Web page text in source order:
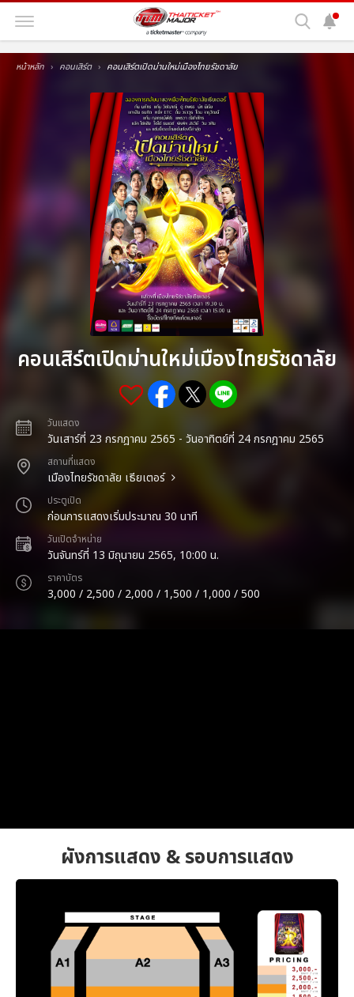
หน้าหลัก คอนเสิร์ต คอนเสิร์ตเปิดม่านใหม่เมืองไทยรัชดาลัย
คอนเสิร์ตเปิดม่านใหม่เมืองไทยรัชดาลัย
วันแสดง
วันเสาร์ที่ 23 กรกฎาคม 2565 - วันอาทิตย์ที่ 24 กรกฎาคม 2565
สถานที่แสดง
เมืองไทยรัชดาลัย เธียเตอร์
ประตูเปิด
ก่อนการแสดงเริ่มประมาณ 30 นาที
วันเปิดจำหน่าย
วันจันทร์ที่ 13 มิถุนายน 2565, 10:00 น.
ราคาบัตร
3,000 / 2,500 / 2,000 / 1,500 / 1,000 / 500
ผังการแสดง & รอบการแสดง